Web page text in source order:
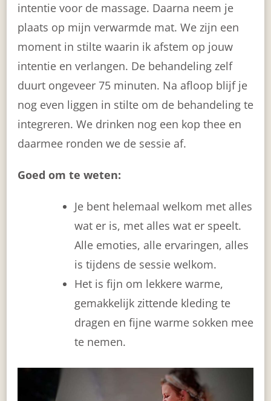
intentie voor de massage. Daarna neem je
plaats op mijn verwarmde mat. We zijn een
moment in stilte waarin ik afstem op jouw
intentie en verlangen. De behandeling zelf
duurt ongeveer 75 minuten. Na afloop blijf je
nog even liggen in stilte om de behandeling te
integreren. We drinken nog een kop thee en
daarmee ronden we de sessie af.
Goed om te weten:
Je bent helemaal welkom met alles
wat er is, met alles wat er speelt.
Alle emoties, alle ervaringen, alles
is tijdens de sessie welkom.
Het is fijn om lekkere warme,
gemakkelijk zittende kleding te
dragen en fijne warme sokken mee
te nemen.